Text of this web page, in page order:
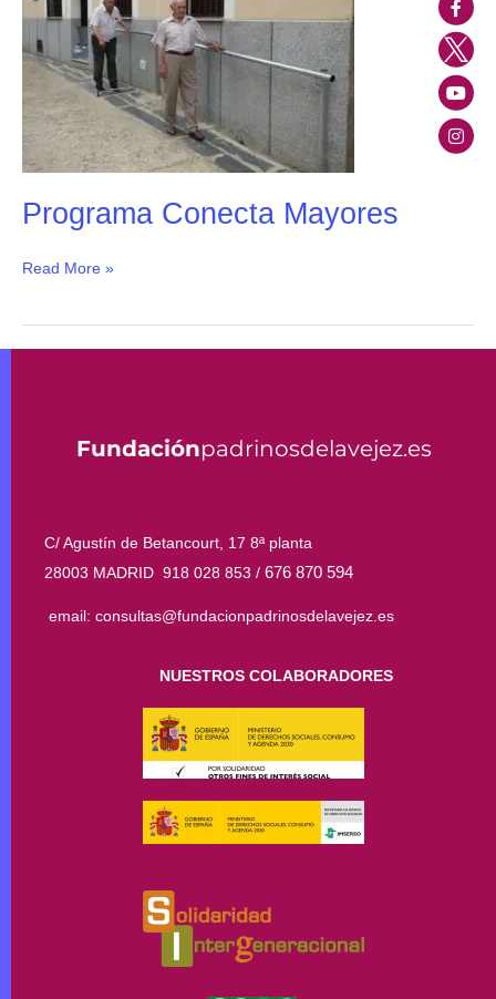
Programa Conecta Mayores
Read More »
Fundaciónpadrinosdelavejez.es
C/ Agustín de Betancourt, 17 8ª planta
28003 MADRID 918 028 853 / 676 870 594
email: consultas@fundacionpadrinosdelavejez.es
NUESTROS COLABORADORES